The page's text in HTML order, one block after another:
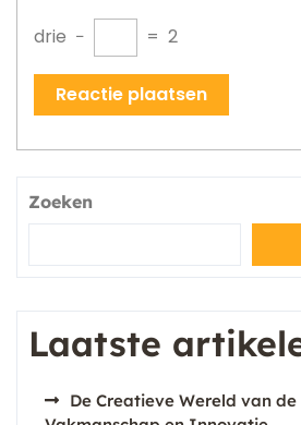
drie − = 2
Zoeken
Laatste
De Creatieve Wereld van de